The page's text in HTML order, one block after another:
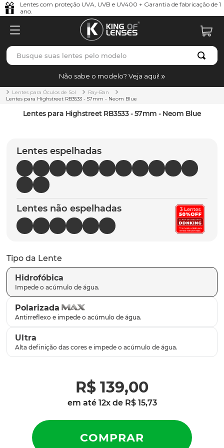
Lentes com proteção UVA, UVB e UV400 + Garantia de fabricação de 1
ano.
Busque suas lentes pelo modelo
Não sabe o modelo? Veja aqui!
Lentes para Óculos de Sol
Ray-Ban
Lentes para Highstreet RB3533 - 57mm - Neom Blue
Lentes para Highstreet RB3533 - 57mm - Neom Blue
Lentes espelhadas
Lentes não espelhadas
Tipo da Lente
Hidrofóbica
Polarizada
Ultra
R$ 139,00
em até 12x de R$ 15,73
TERMOS MAIS BUSCADOS
1º borrachas
holbrook
5º chaves
6º t-shock
7º gasket
8º parafusos
9º latch